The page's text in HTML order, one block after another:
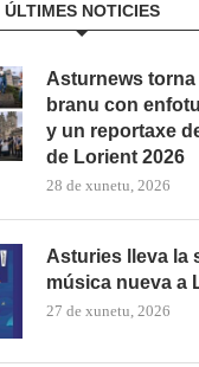
ÚLTIMES NOTICIES
Asturnews torna
branu con
y un reportaxe
de Lorient 2026
28 de xunetu, 2026
Asturies lleva la
música nueva a
27 de xunetu, 2026